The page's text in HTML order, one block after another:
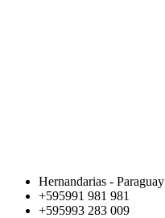
Hernandarias - Paraguay
+595991 981 981
+595993 283 009